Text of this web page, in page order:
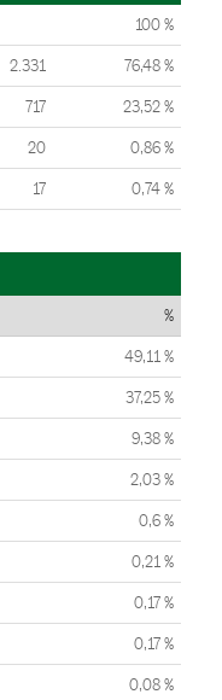
100 %
2.331 76,48 %
717 23,52 %
20 0,86 %
17 0,74 %
%
49,11 %
37,25 %
9,38 %
2,03 %
0,6 %
0,21 %
0,17 %
0,17 %
0,08 %